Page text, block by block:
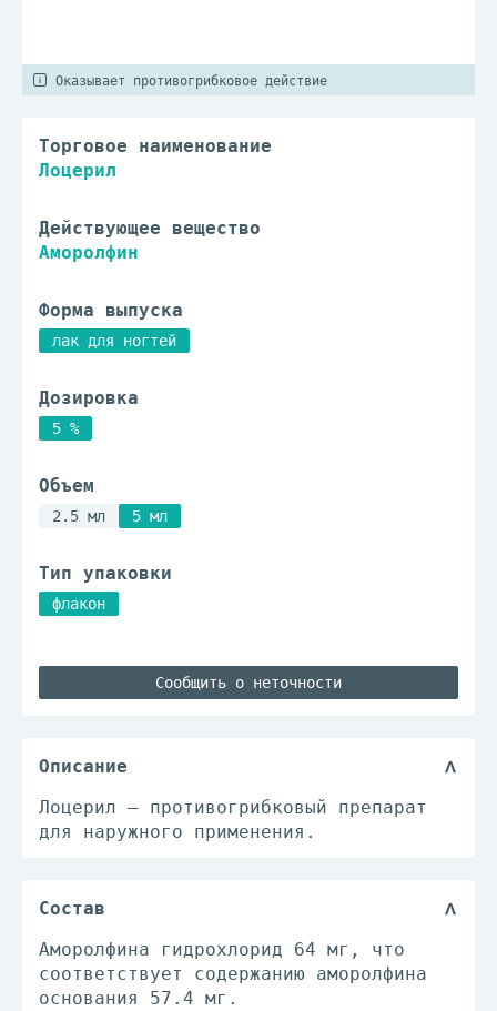
Оказывает противогрибковое действие
Торговое наименование
Лоцерил
Действующее вещество
Аморолфин
Форма выпуска
лак для ногтей
Дозировка
5 %
Объем
2.5 мл 5 мл
Тип упаковки
флакон
Сообщить о неточности
Описание
Лоцерил – противогрибковый препарат
для наружного применения.
Состав
Аморолфина гидрохлорид 64 мг, что
соответствует содержанию аморолфина
основания 57.4 мг.